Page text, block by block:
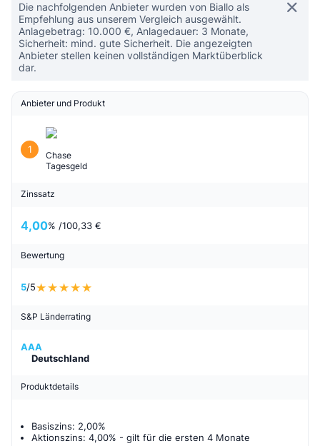
Die nachfolgenden Anbieter wurden von Biallo als
Empfehlung aus unserem Vergleich ausgewählt.
Anlagebetrag: 10.000 €, Anlagedauer: 3 Monate,
Sicherheit: mind. gute Sicherheit. Die angezeigten
Anbieter stellen keinen vollständigen Marktüberblick
dar.
Anbieter und Produkt
1
Chase
Tagesgeld
Zinssatz
4,00% /100,33 €
Bewertung
5/5
S&P Länderrating
AAA
Deutschland
Produktdetails
Basiszins: 2,00%
Aktionszins: 4,00% - gilt für die ersten 4 Monate